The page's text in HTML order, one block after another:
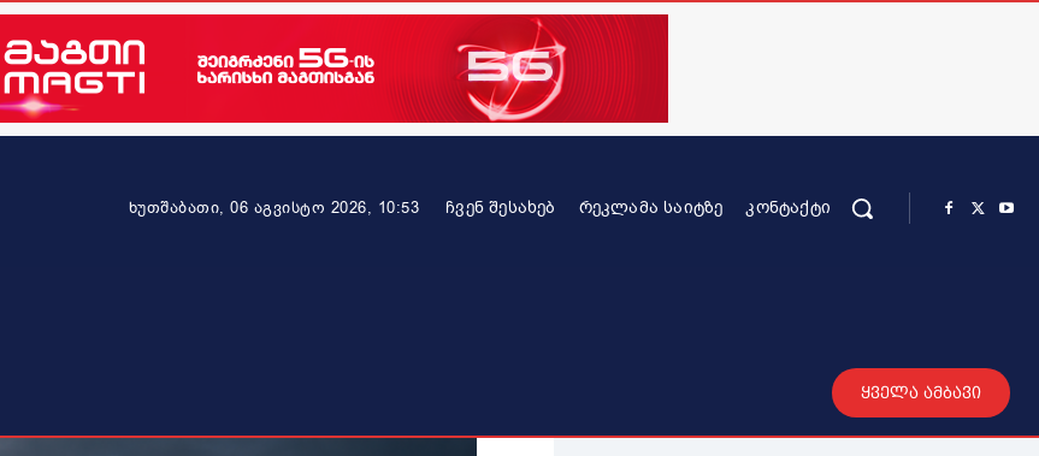
ხუთშაბათი, 06 აგვისტო 2026, 10:53 ᲩᲕᲔᲜ ᲨᲔᲡᲐᲮᲔᲑ ᲠᲔᲙᲚᲐᲛᲐ ᲡᲐᲘᲢᲖᲔ ᲙᲝᲜᲢᲐᲥᲢᲘ
ყველა ამბავი